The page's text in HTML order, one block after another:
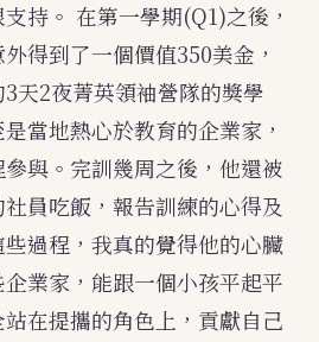
持。 在第一學期(Q1)之後，
得到了一個價值350美金，
天2夜菁英領袖營隊的獎學
當地熱心於教育的企業家，
與。完訓幾周之後，他還被
員吃飯，報告訓練的心得及
過程，我真的覺得他的心臟
業家，能跟一個小孩平起平
在提攜的角色上，貢獻自己